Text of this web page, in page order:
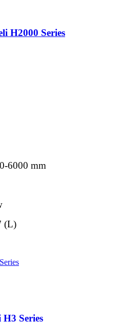
H2000 Series
6000 mm
(L)
Series